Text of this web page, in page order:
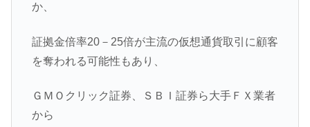
か、
証拠金倍率20－25倍が主流の仮想通貨取引に顧客
を奪われる可能性もあり、
ＧＭＯクリック証券、ＳＢＩ証券ら大手ＦＸ業者
から